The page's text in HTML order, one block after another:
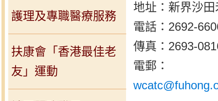
護理及專職醫療服務
扶康會「香港最佳老
友」運動
地址：新界沙
電話：2692-
傳真：2693-
電郵：